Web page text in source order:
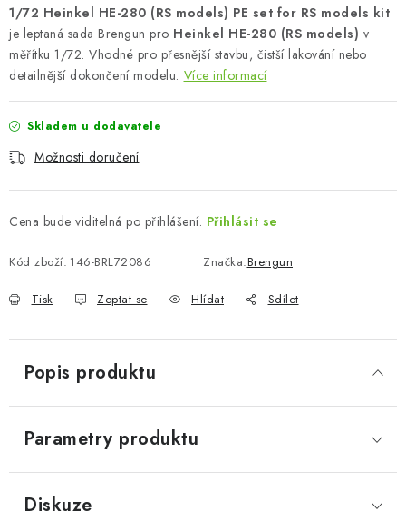
Velkoobchod (B2B)
FAQ Hromadná objednávka
1/72 Heinkel HE-280 (RS models) PE set for RS models kit
je leptaná sada Brengun pro Heinkel HE-280 (RS models) v
měřítku 1/72. Vhodné pro přesnější stavbu, čistší lakování nebo
detailnější dokončení modelu. Více informací
Skladem u dodavatele
Možnosti doručení
Cena bude viditelná po přihlášení. Přihlásit se
Kód zboží: 146-BRL72086 Značka:Brengun
Tisk Zeptat se Hlídat Sdílet
Popis produktu
Parametry produktu
Diskuze